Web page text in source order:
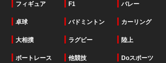
フィギュア F1 バレー
卓球 バドミントン カーリング
大相撲 ラグビー 陸上
ボートレース 他競技 Doスポーツ